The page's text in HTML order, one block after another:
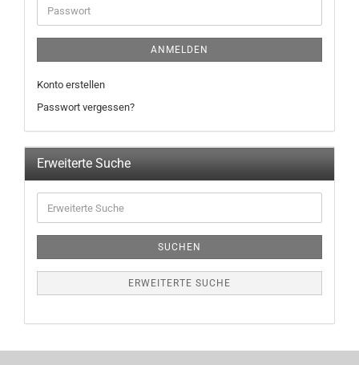
ANMELDEN
Konto erstellen
Passwort vergessen?
Erweiterte Suche
SUCHEN
ERWEITERTE SUCHE